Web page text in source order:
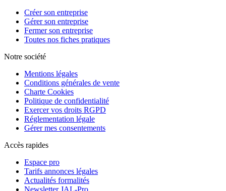
Créer son entreprise
Gérer son entreprise
Fermer son entreprise
Toutes nos fiches pratiques
Notre société
Mentions légales
Conditions générales de vente
Charte Cookies
Politique de confidentialité
Exercer vos droits RGPD
Réglementation légale
Gérer mes consentements
Accès rapides
Espace pro
Tarifs annonces légales
Actualités formalités
Newsletter JAL-Pro